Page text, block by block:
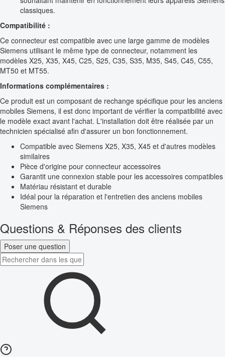
classiques.
Compatibilité :
Ce connecteur est compatible avec une large gamme de modèles
Siemens utilisant le même type de connecteur, notamment les
modèles X25, X35, X45, C25, S25, C35, S35, M35, S45, C45, C55,
MT50 et MT55.
Informations complémentaires :
Ce produit est un composant de rechange spécifique pour les anciens
mobiles Siemens, il est donc important de vérifier la compatibilité avec
le modèle exact avant l'achat. L'installation doit être réalisée par un
technicien spécialisé afin d'assurer un bon fonctionnement.
Compatible avec Siemens X25, X35, X45 et d'autres modèles
similaires
Pièce d'origine pour connecteur accessoires
Garantit une connexion stable pour les accessoires compatibles
Matériau résistant et durable
Idéal pour la réparation et l'entretien des anciens mobiles
Siemens
Questions & Réponses des clients
Poser une question